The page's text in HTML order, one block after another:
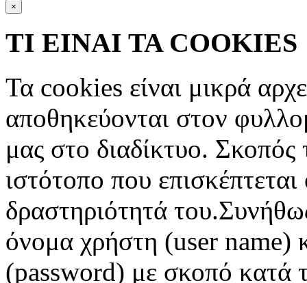
×
ΤΙ ΕΙΝΑΙ ΤΑ COOKIES
Τα cookies είναι μικρά
αποθηκεύονται στον
μας στο διαδίκτυο. Σκοπός
ιστότοπο που
δραστηριότητά
όνομα χρήστη (user name)
(password) με σκοπό κατά